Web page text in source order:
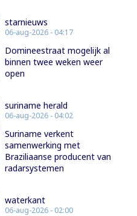
starnieuws
06-aug-2026 - 04:17
Domineestraat mogelijk al
binnen twee weken weer
open
suriname herald
06-aug-2026 - 04:02
Suriname verkent
samenwerking met
Braziliaanse producent van
radarsystemen
waterkant
06-aug-2026 - 02:00